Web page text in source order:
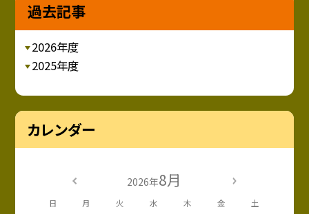
過去記事
2026年度
2025年度
カレンダー
2026年8月
日 月 火 水 木 金 土